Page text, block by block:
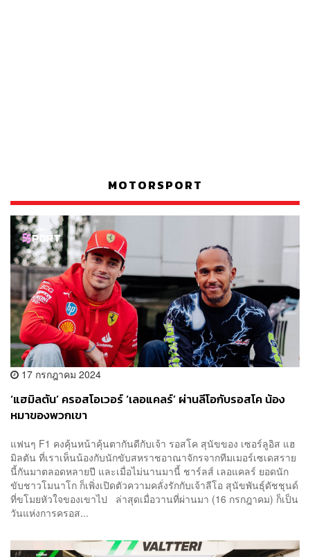
MOTORSPORT
17 กรกฎาคม 2024
‘แฮมิลตัน’ ครอสโอเวอร์ ‘เลอแคลร์’ ผ่านลีโอกับรอสโค น้อง
หมาของพวกเขา
แฟนๆ F1 คงคุ้นหน้าคุ้นตากันดีกับเจ้า รอสโค สุนัขของ เซอร์ลูอิส แฮ
มิลตัน ที่เราเห็นน้องกับนักขับสหราชอาณาจักรจากทีมเมอร์เซเดสราย
นี้กันมาตลอดหลายปี และเมื่อไม่นานมานี้ ชาร์ลส์ เลอแคลร์ ยอดนัก
ขับชาวโมนาโก ก็เพิ่งเปิดตัวความคลั่งรักกับเจ้าลีโอ สุนัขพันธุ์ดัชชุนด์
ที่ขโมยหัวใจของเขาไป ล่าสุดเมื่อวานที่ผ่านมา (16 กรกฎาคม) ก็เป็น
วันแห่งการครอส...